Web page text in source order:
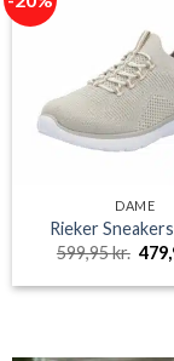
DAME
Rieker
599,95kr. Den
pris